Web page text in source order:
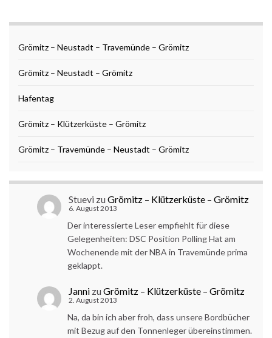
Grömitz – Neustadt – Travemünde – Grömitz
Grömitz – Neustadt – Grömitz
Hafentag
Grömitz – Klützerküste – Grömitz
Grömitz – Travemünde – Neustadt – Grömitz
Stuevi zuGrömitz – Klützerküste – Grömitz
6. August 2013
Der interessierte Leser empfiehlt für diese
Gelegenheiten: DSC Position Polling Hat am
Wochenende mit der NBA in Travemünde prima
geklappt.
Janni zuGrömitz – Klützerküste – Grömitz
2. August 2013
Na, da bin ich aber froh, dass unsere Bordbücher
mit Bezug auf den Tonnenleger übereinstimmen.